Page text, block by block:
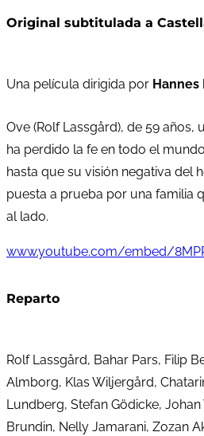
Original subtitulada a
Una película dirigida por Hannes
Ove (Rolf Lassgård), de 59
ha perdido la fe en todo el
hasta que su visión negativa del
puesta a prueba por una familia
al lado.
www.youtube.com/embed/
Reparto
Rolf Lassgård, Bahar Pars, Filip
Almborg, Klas Wiljergård,
Lundberg, Stefan Gödicke,
Brundin, Nelly Jamarani, Zozan